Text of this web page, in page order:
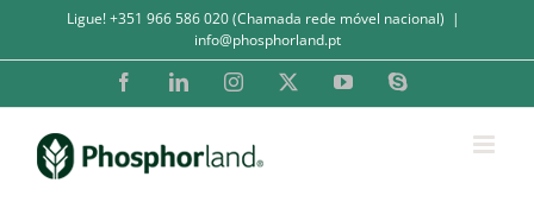
content
Ligue! +351 966 586 020 (Chamada rede móvel nacional) |
info@phosphorland.pt
FacebookLinkedInInstagram YouTubeSkype